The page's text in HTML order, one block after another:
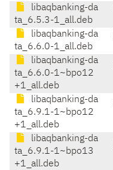
libaqbanking-da
ta_6.5.3-1_all.deb
libaqbanking-da
ta_6.6.0-1_all.deb
libaqbanking-da
ta_6.6.0-1~bpo12
+1_all.deb
libaqbanking-da
ta_6.9.1-1~bpo12
+1_all.deb
libaqbanking-da
ta_6.9.1-1~bpo13
+1_all.deb